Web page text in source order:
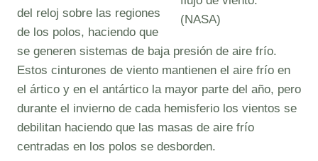
(NASA)
del reloj sobre las regiones
de los polos, haciendo que
se generen sistemas de baja presión de aire frío.
Estos cinturones de viento mantienen el aire frío en
el ártico y en el antártico la mayor parte del año, pero
durante el invierno de cada hemisferio los vientos se
debilitan haciendo que las masas de aire frío
centradas en los polos se desborden.